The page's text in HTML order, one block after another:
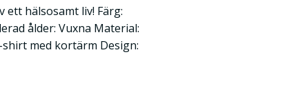
ett hälsosamt liv! Färg:
ålder: Vuxna Material:
med kortärm Design: